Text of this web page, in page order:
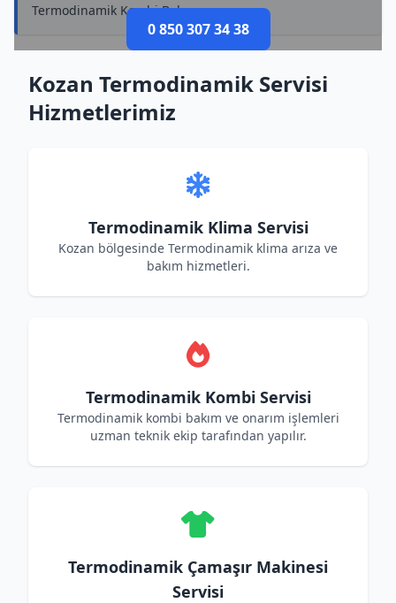
0 850 307 34 38
Termodinamik Kombi Bakımı
Kozan Termodinamik Servisi
Hizmetlerimiz
Termodinamik Klima Servisi
Kozan bölgesinde Termodinamik klima arıza ve
bakım hizmetleri.
Termodinamik Kombi Servisi
Termodinamik kombi bakım ve onarım işlemleri
uzman teknik ekip tarafından yapılır.
Termodinamik Çamaşır Makinesi
Servisi